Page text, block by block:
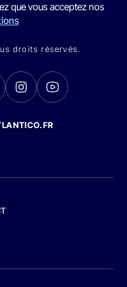
que vous acceptez nos
droits réservés.